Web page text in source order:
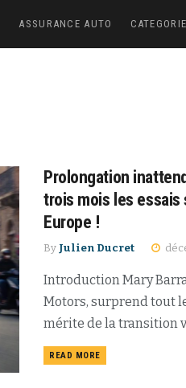
ASSURANCE AUTO
Prolongation
trois mois les essais
Europe !
By Julien Ducret
Introduction Mary
Motors, surprend tout
mérite de la transition
READ MORE